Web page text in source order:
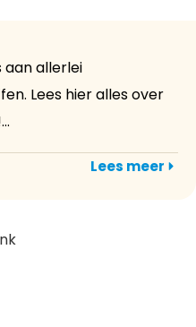
aan allerlei
Lees hier alles over
Lees meer